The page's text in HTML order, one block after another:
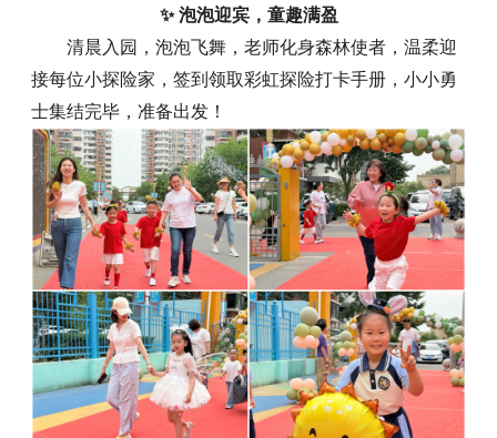
✨ 泡泡迎宾，童趣满盈
清晨入园，泡泡飞舞，老师化身森林使者，温柔迎
接每位小探险家，签到领取彩虹探险打卡手册，小小勇
士集结完毕，准备出发！